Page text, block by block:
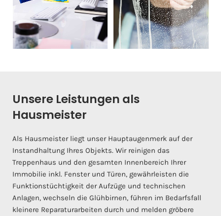
Unsere Leistungen als
Hausmeister
Als Hausmeister liegt unser Hauptaugenmerk auf der
Instandhaltung Ihres Objekts. Wir reinigen das
Treppenhaus und den gesamten Innenbereich Ihrer
Immobilie inkl. Fenster und Türen, gewährleisten die
Funktionstüchtigkeit der Aufzüge und technischen
Anlagen, wechseln die Glühbirnen, führen im Bedarfsfall
kleinere Reparaturarbeiten durch und melden gröbere